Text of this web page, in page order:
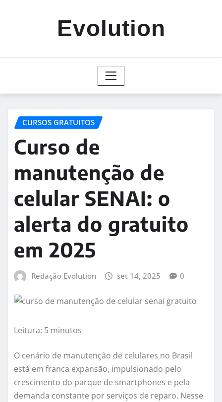
Evolution
CURSOS GRATUITOS
Curso de
manutenção de
celular SENAI: o
alerta do gratuito
em 2025
Redação Evolution set 14, 2025 0
Leitura: 5 minutos
O cenário de manutenção de celulares no Brasil
está em franca expansão, impulsionado pelo
crescimento do parque de smartphones e pela
demanda constante por serviços de reparo. Nesse